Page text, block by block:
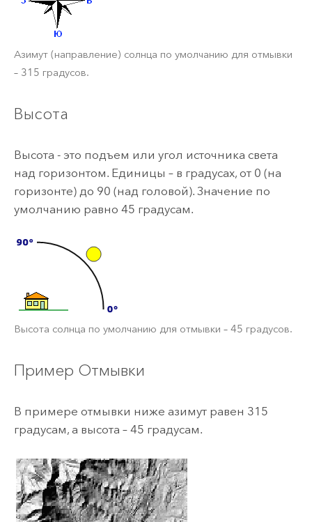
Азимут (направление) солнца по умолчанию для отмывки
– 315 градусов.
Высота
Высота - это подъем или угол источника света
над горизонтом. Единицы – в градусах, от 0 (на
горизонте) до 90 (над головой). Значение по
умолчанию равно 45 градусам.
Высота солнца по умолчанию для отмывки – 45 градусов.
Пример Отмывки
В примере отмывки ниже азимут равен 315
градусам, а высота – 45 градусам.